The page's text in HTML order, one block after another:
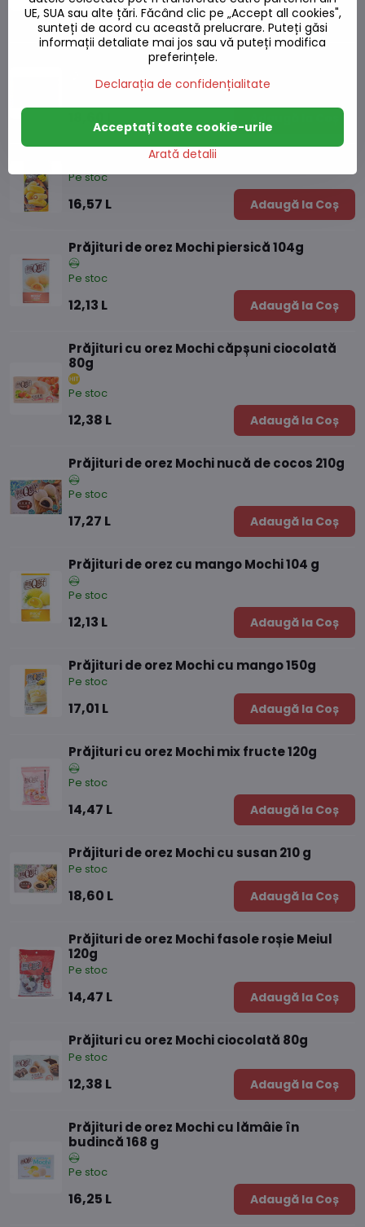
16,76 L Adaugă la Coș
Prăjituri de orez Mochi arahide 210g
Pe stoc
Prăjituri de orez Mochi banana 150g
Pe stoc
16,57 L Adaugă la Coș
Prăjituri de orez Mochi piersică 104g
Pe stoc
12,13 L Adaugă la Coș
Prăjituri cu orez Mochi căpșuni ciocolată
80g
Pe stoc
12,38 L Adaugă la Coș
Prăjituri de orez Mochi nucă de cocos 210g
Pe stoc
17,27 L Adaugă la Coș
Prăjituri de orez cu mango Mochi 104 g
Pe stoc
12,13 L Adaugă la Coș
Prăjituri de orez Mochi cu mango 150g
Pe stoc
17,01 L Adaugă la Coș
Prăjituri cu orez Mochi mix fructe 120g
Pe stoc
14,47 L Adaugă la Coș
Prăjituri de orez Mochi cu susan 210 g
Pe stoc
18,60 L Adaugă la Coș
Prăjituri de orez Mochi fasole roșie Meiul
120g
Pe stoc
14,47 L Adaugă la Coș
Prăjituri cu orez Mochi ciocolată 80g
Pe stoc
12,38 L Adaugă la Coș
Prăjituri de orez Mochi cu lămâie în
budincă 168 g
Pe stoc
16,25 L Adaugă la Coș
UE, SUA sau alte țări. Făcând clic pe „Accept all cookies",
sunteți de acord cu această prelucrare. Puteți găsi
informații detaliate mai jos sau vă puteți modifica
preferințele.
Declarația de confidențialitate
Arată detalii
Acceptați toate cookie-urile